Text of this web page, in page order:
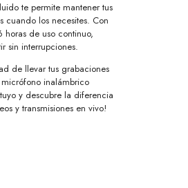
te permite mantener tus
cuando los necesites. Con
de uso continuo,
sin interrupciones.
de llevar tus grabaciones
inalámbrico
y descubre la diferencia
y transmisiones en vivo!